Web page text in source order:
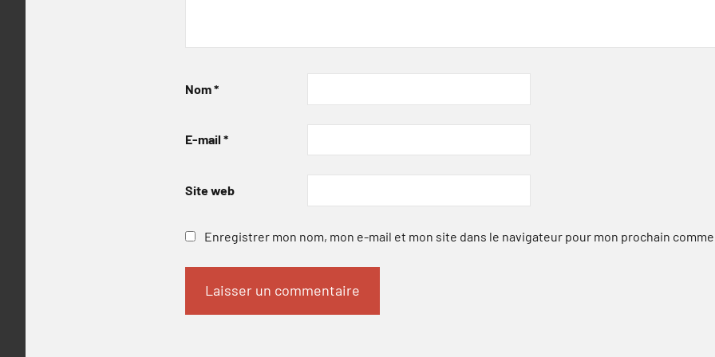
Nom*
E-mail *
Site web
Enregistrer mon nom, mon e-mail et mon site dans le navigateur pour mon prochain